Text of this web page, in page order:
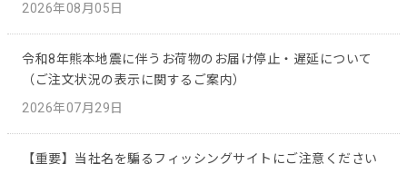
2026年08月05日
令和8年熊本地震に伴うお荷物のお届け停止・遅延について
（ご注文状況の表示に関するご案内）
2026年07月29日
【重要】当社名を騙るフィッシングサイトにご注意ください